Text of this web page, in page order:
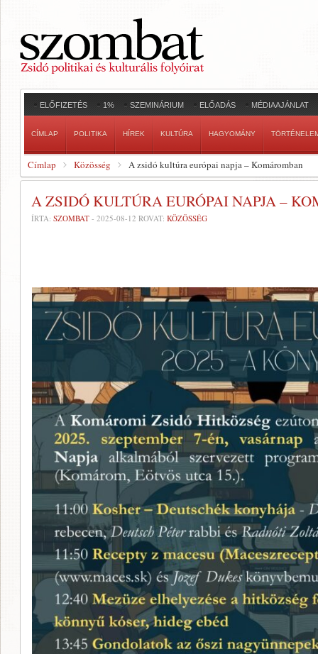
ELŐFIZETÉS 1% SZEMINÁRIUM ELŐADÁS MÉDIAAJÁNLAT
CÍMLAP POLITIKA HÍREK KULTÚRA HAGYOMÁNY
Címlap Közösség A zsidó kultúra európai napja – Komáromban
A ZSIDÓ KULTÚRA EURÓPAI NAPJA –
ÍRTA: SZOMBAT - 2025-08-12 ROVAT: KÖZÖSSÉG